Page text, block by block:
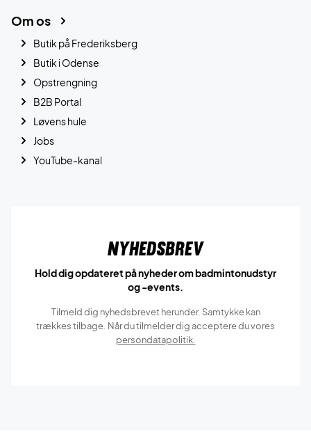
Om os
Butik på Frederiksberg
Butik i Odense
Opstrengning
B2B Portal
Løvens hule
Jobs
YouTube-kanal
Nyhedsbrev
Hold dig opdateret på nyheder om badmintonudstyr
og -events.
Tilmeld dig nyhedsbrevet herunder. Samtykke kan
trækkes tilbage. Når du tilmelder dig acceptere du vores
persondatapolitik.